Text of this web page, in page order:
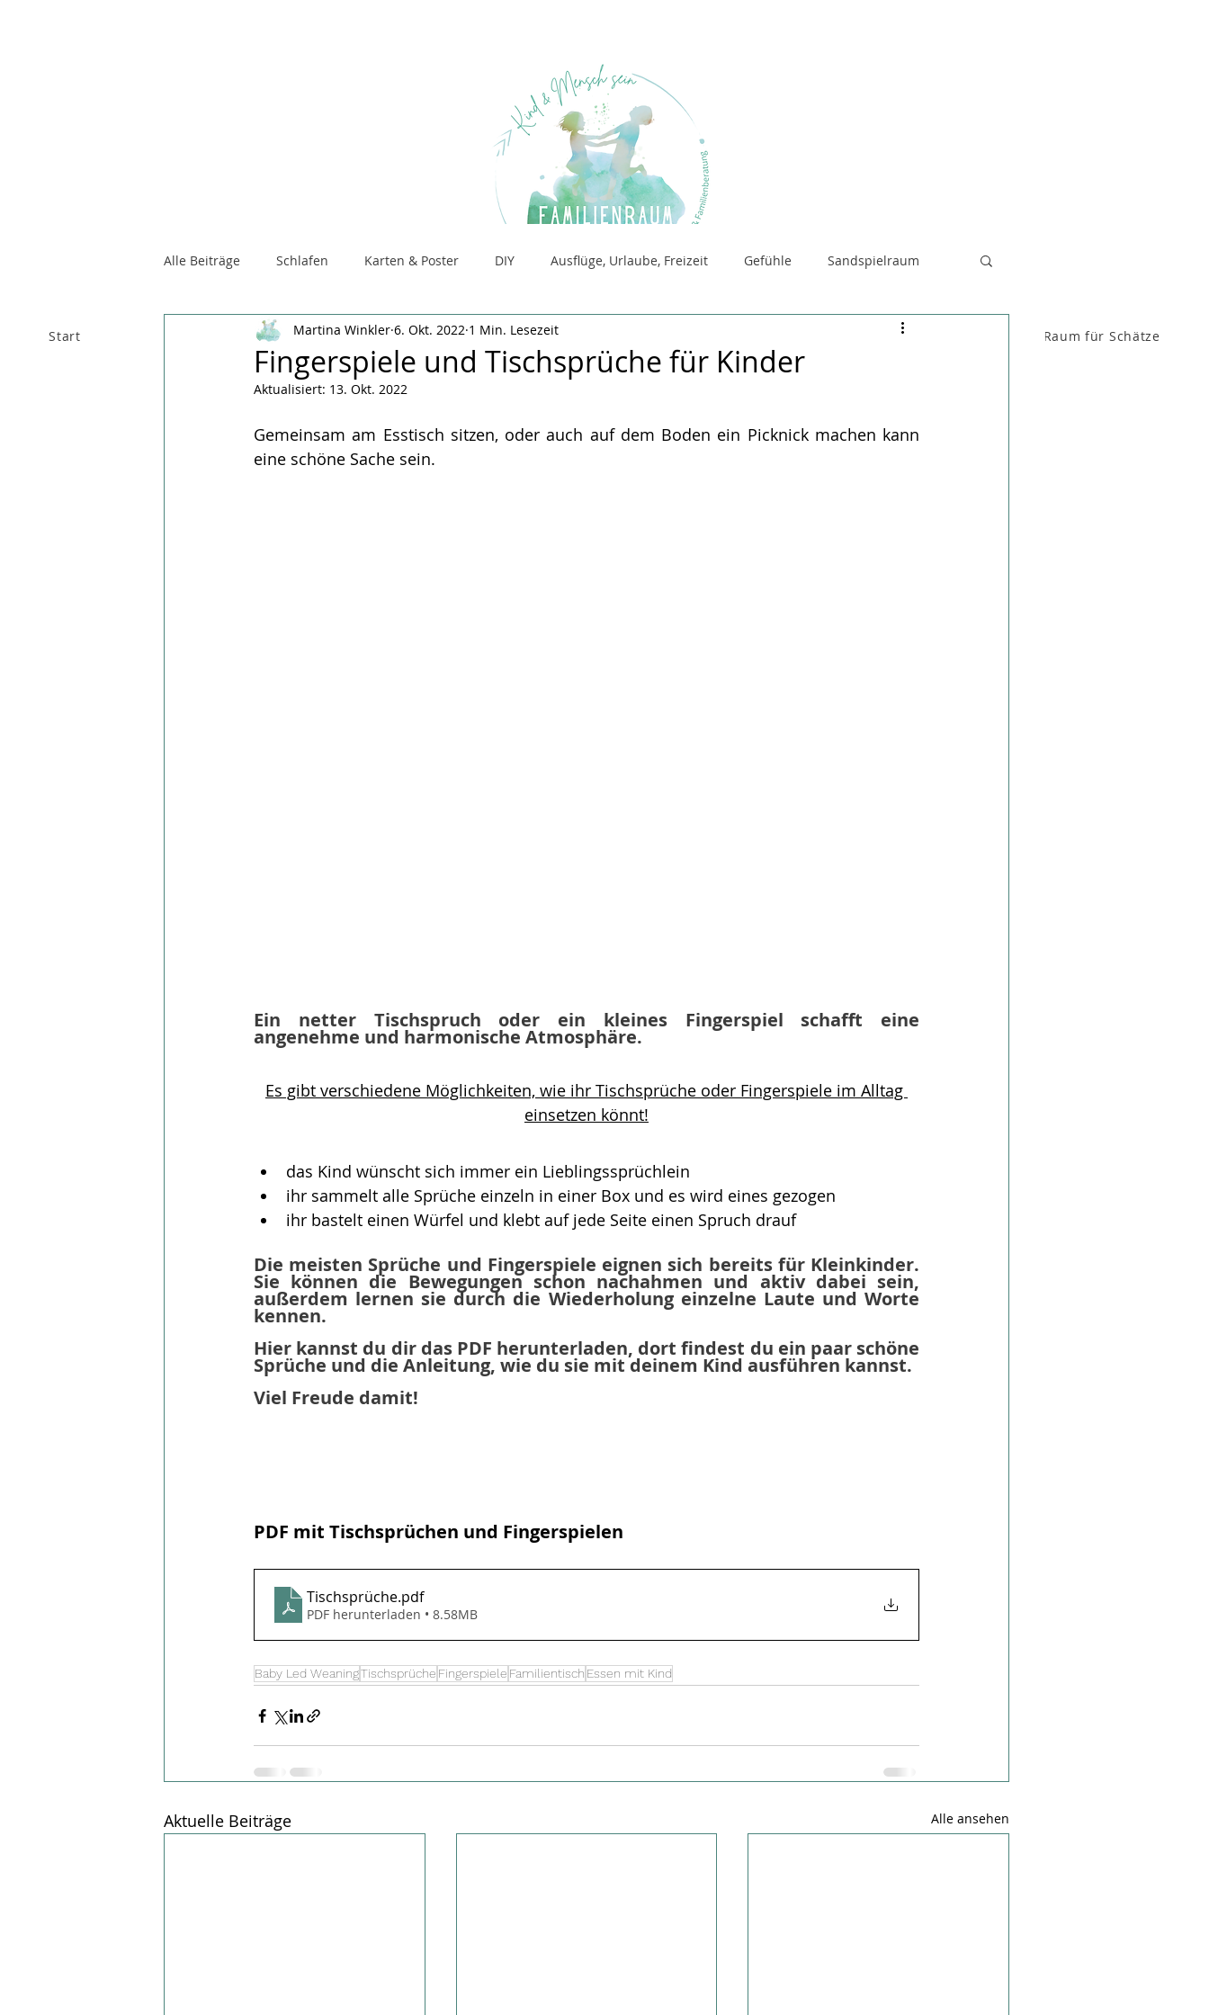
Start Raum für Beratung Raum für FenKid Raum für Schätze
Alle Beiträge Schlafen Karten & Poster DIY Ausflüge, Urlaube, Freizeit Gefühle Sandspielraum
Fingerspiele und Tischsprüche für Kinder
Martina Winkler 6. Okt. 2022 1 Min. Lesezeit
Aktualisiert: 13. Okt. 2022
Gemeinsam am Esstisch sitzen, oder auch auf dem Boden ein Picknick machen kann
eine schöne Sache sein.
Ein netter Tischspruch oder ein kleines Fingerspiel schafft eine
angenehme und harmonische Atmosphäre.
Es gibt verschiedene Möglichkeiten, wie ihr Tischsprüche oder Fingerspiele im Alltag
einsetzen könnt!
das Kind wünscht sich immer ein Lieblingssprüchlein
ihr sammelt alle Sprüche einzeln in einer Box und es wird eines gezogen
ihr bastelt einen Würfel und klebt auf jede Seite einen Spruch drauf
Die meisten Sprüche und Fingerspiele eignen sich bereits für Kleinkinder.
Sie können die Bewegungen schon nachahmen und aktiv dabei sein,
außerdem lernen sie durch die Wiederholung einzelne Laute und Worte
kennen.
Hier kannst du dir das PDF herunterladen, dort findest du ein paar schöne
Sprüche und die Anleitung, wie du sie mit deinem Kind ausführen kannst.
Viel Freude damit!
PDF mit Tischsprüchen und Fingerspielen
Tischsprüche.pdf
PDF herunterladen • 8.58MB
Baby Led WeaningTischsprüche Fingerspiele Familientisch Essen mit Kind
Aktuelle Beiträge Alle ansehen